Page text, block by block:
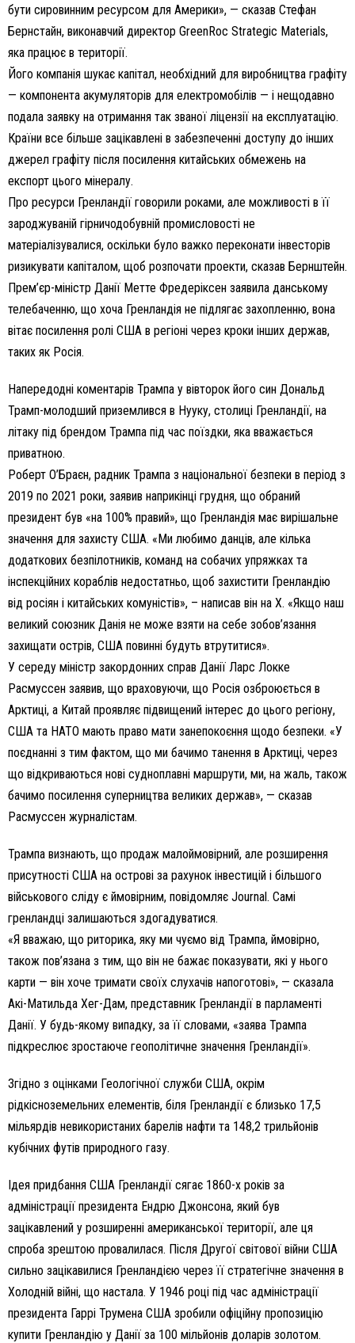
бути сировинним ресурсом для Америки», — сказав Стефан
Бернстайн, виконавчий директор GreenRoc Strategic Materials,
яка працює в території.
Його компанія шукає капітал, необхідний для виробництва графіту
— компонента акумуляторів для електромобілів — і нещодавно
подала заявку на отримання так званої ліцензії на експлуатацію.
Країни все більше зацікавлені в забезпеченні доступу до інших
джерел графіту після посилення китайських обмежень на
експорт цього мінералу.
Про ресурси Гренландії говорили роками, але можливості в її
зароджуваній гірничодобувній промисловості не
матеріалізувалися, оскільки було важко переконати інвесторів
ризикувати капіталом, щоб розпочати проекти, сказав Бернштейн.
Прем’єр-міністр Данії Метте Фредеріксен заявила данському
телебаченню, що хоча Гренландія не підлягає захопленню, вона
вітає посилення ролі США в регіоні через кроки інших держав,
таких як Росія.
Напередодні коментарів Трампа у вівторок його син Дональд
Трамп-молодший приземлився в Нууку, столиці Гренландії, на
літаку під брендом Трампа під час поїздки, яка вважається
приватною.
Роберт О’Браєн, радник Трампа з національної безпеки в період з
2019 по 2021 роки, заявив наприкінці грудня, що обраний
президент був «на 100% правий», що Гренландія має вирішальне
значення для захисту США. «Ми любимо данців, але кілька
додаткових безпілотників, команд на собачих упряжках та
інспекційних кораблів недостатньо, щоб захистити Гренландію
від росіян і китайських комуністів», – написав він на X. «Якщо наш
великий союзник Данія не може взяти на себе зобов’язання
захищати острів, США повинні будуть втрутитися».
У середу міністр закордонних справ Данії Ларс Локке
Расмуссен заявив, що враховуючи, що Росія озброюється в
Арктиці, а Китай проявляє підвищений інтерес до цього регіону,
США та НАТО мають право мати занепокоєння щодо безпеки. «У
поєднанні з тим фактом, що ми бачимо танення в Арктиці, через
що відкриваються нові судноплавні маршрути, ми, на жаль, також
бачимо посилення суперництва великих держав», — сказав
Расмуссен журналістам.
Трампа визнають, що продаж малоймовірний, але розширення
присутності США на острові за рахунок інвестицій і більшого
військового сліду є ймовірним, повідомляє Journal. Самі
гренландці залишаються здогадуватися.
«Я вважаю, що риторика, яку ми чуємо від Трампа, ймовірно,
також пов’язана з тим, що він не бажає показувати, які у нього
карти — він хоче тримати своїх слухачів напоготові», — сказала
Акі-Матильда Хег-Дам, представник Гренландії в парламенті
Данії. У будь-якому випадку, за її словами, «заява Трампа
підкреслює зростаюче геополітичне значення Гренландії».
Згідно з оцінками Геологічної служби США, окрім
рідкісноземельних елементів, біля Гренландії є близько 17,5
мільярдів невикористаних барелів нафти та 148,2 трильйонів
кубічних футів природного газу.
Ідея придбання США Гренландії сягає 1860-х років за
адміністрації президента Ендрю Джонсона, який був
зацікавлений у розширенні американської території, але ця
спроба зрештою провалилася. Після Другої світової війни США
сильно зацікавилися Гренландією через її стратегічне значення в
Холодній війні, що настала. У 1946 році під час адміністрації
президента Гаррі Трумена США зробили офіційну пропозицію
купити Гренландію у Данії за 100 мільйонів доларів золотом.